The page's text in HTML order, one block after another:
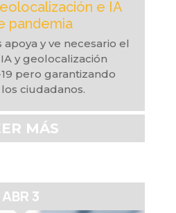
e IA
pandemia
y ve necesario el
y geolocalización
pero garantizando
ciudadanos.
MÁS
ABR 3